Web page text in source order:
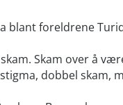
blant foreldrene
Skam over å
dobbel skam,